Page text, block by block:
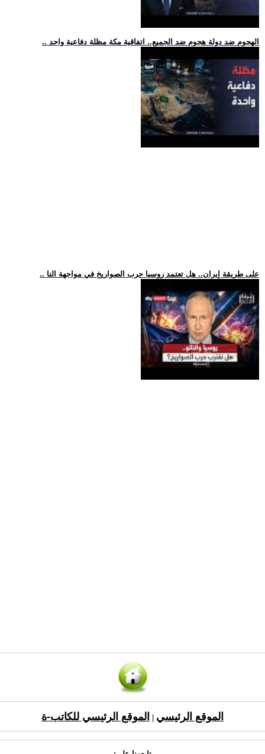
.. الهجوم ضد دولة هجوم ضد الجميع.. اتفاقية مكة مظلة دفاعية واحد
.. على طريقة إيران.. هل تعتمد روسيا حرب الصواريخ في مواجهة النا
الموقع الرئيسي الموقع الرئيسي للكاتب-ة